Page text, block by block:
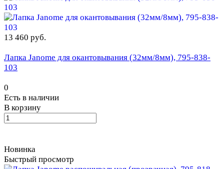
13 460 руб.
Лапка Janome для окантовывания (32мм/8мм), 795-838-
103
0
Есть в наличии
В корзину
Новинка
Быстрый просмотр